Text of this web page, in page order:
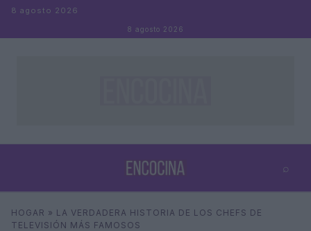
Saltar al contenido
8 agosto 2026
8 agosto 2026
⌕
Buscar ⌕
HOGAR » LA VERDADERA HISTORIA DE LOS CHEFS DE
TELEVISIÓN MÁS FAMOSOS